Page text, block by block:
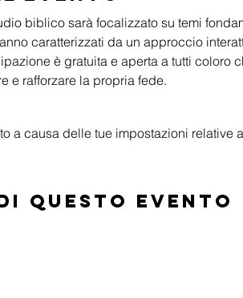
biblico sarà focalizzato su temi
caratterizzati da un approccio
è gratuita e aperta a tutti
e rafforzare la propria fede.
a causa delle tue impostazioni relative
questo evento